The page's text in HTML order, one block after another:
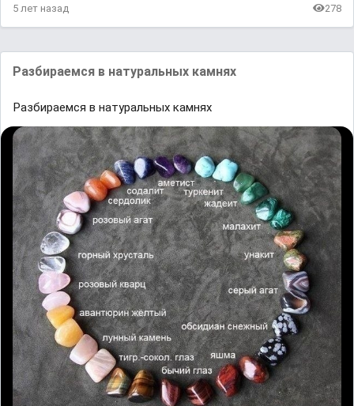
5 лет назад 278
Разбираемся в натуральных камнях
Разбираемся в натуральных камнях